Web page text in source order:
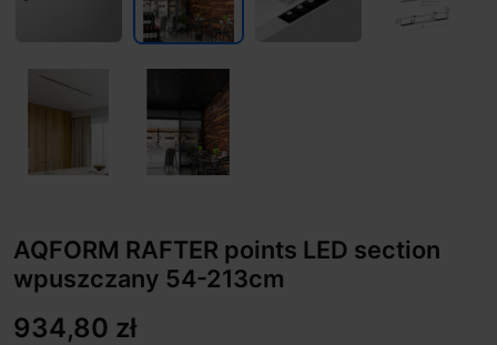
AQFORM RAFTER points LED section
wpuszczany 54-213cm
934,80 zł